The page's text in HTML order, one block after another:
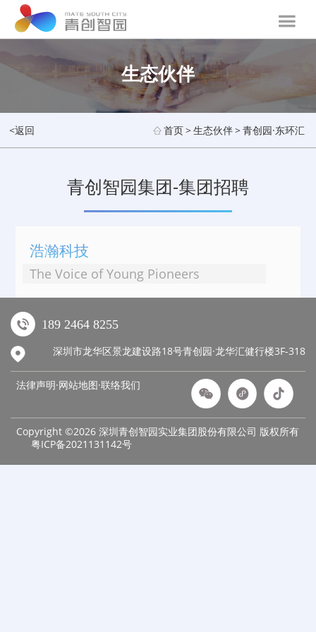
生态伙伴
<返回 首页>生态伙伴>青创园·东环汇
青创智园集团-集团招聘
浩瀚科技
The Voice of Young Pioneers
189 2464 8255
深圳市龙华区景龙建设路18号青创园·龙华汇健行楼3F-318
法律声明·网站地图·联络我们
Copyright ©2026 深圳青创智园实业集团股份有限公司 版权所有
粤ICP备2021131142号